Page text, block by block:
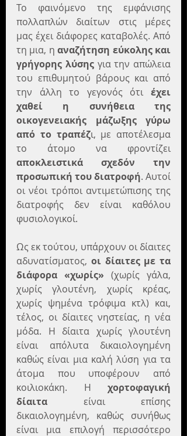
To φαινόμενο της εμφάνισης
πολλαπλών διαίτων στις μέρες
μας έχει διάφορες καταβολές. Από
τη μια, η αναζήτηση εύκολης και
γρήγορης λύσης για την απώλεια
του επιθυμητού βάρους και από
την άλλη το γεγονός ότι έχει
χαθεί η συνήθεια της
οικογενειακής μάζωξης γύρω
από το τραπέζι, με αποτέλεσμα
αποκλειστικά σχεδόν την
προσωπική του διατροφή. Αυτοί
οι νέοι τρόποι αντιμετώπισης της
διατροφής δεν είναι καθόλου
φυσιολογικοί.
Ως εκ τούτου, υπάρχουν οι δίαιτες
αδυνατίσματος, οι δίαιτες με τα
διάφορα «χωρίς» (χωρίς γάλα,
χωρίς γλουτένη, χωρίς κρέας,
χωρίς ψημένα τρόφιμα κτλ) και,
τέλος, οι δίαιτες νηστείας, η νέα
μόδα. Η δίαιτα χωρίς γλουτένη
είναι απόλυτα δικαιολογημένη
καθώς είναι μια καλή λύση για τα
άτομα που υποφέρουν από
κοιλιοκάκη. Η χορτοφαγική
δίαιτα είναι επίσης
δικαιολογημένη, καθώς συνήθως